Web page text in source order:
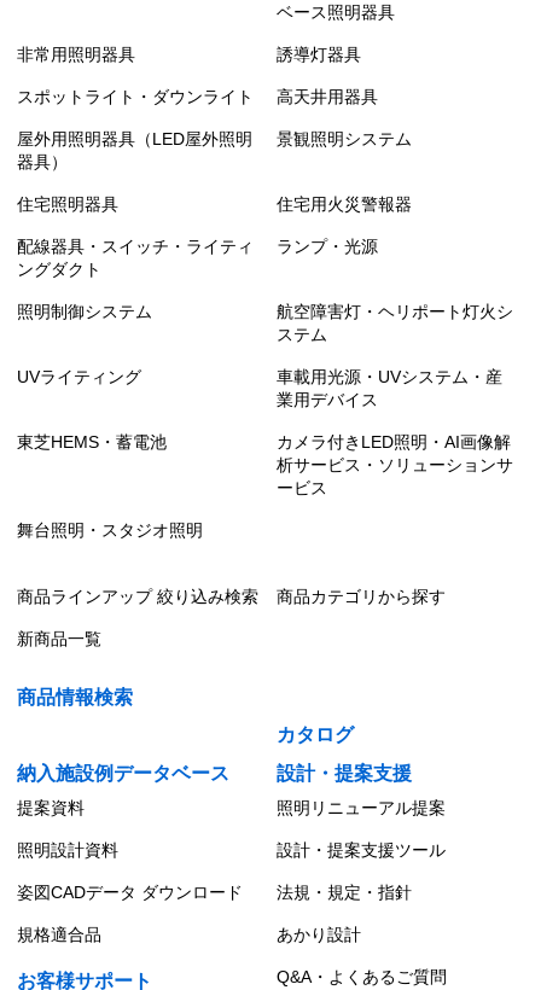
ベース照明器具
非常用照明器具 誘導灯器具
スポットライト・ダウンライト 高天井用器具
屋外用照明器具（LED屋外照明
器具）
景観照明システム
住宅照明器具 住宅用火災警報器
配線器具・スイッチ・ライティ
ングダクト
ランプ・光源
照明制御システム
航空障害灯・ヘリポート灯火シ
ステム
UVライティング
車載用光源・UVシステム・産
業用デバイス
東芝HEMS・蓄電池
カメラ付きLED照明・AI画像解
析サービス・ソリューションサ
ービス
舞台照明・スタジオ照明
商品ラインアップ 絞り込み検索 商品カテゴリから探す
新商品一覧
商品情報検索
カタログ
納入施設例データベース
設計・提案支援
提案資料 照明リニューアル提案
照明設計資料 設計・提案支援ツール
姿図CADデータ ダウンロード 法規・規定・指針
規格適合品 あかり設計
お客様サポート Q&A・よくあるご質問